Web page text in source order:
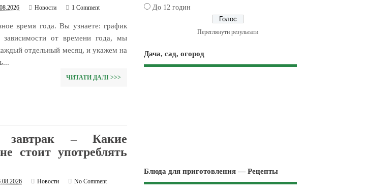
Новости 1 Comment
время года. Вы узнаете: график
от времени года, мы
отдельный месяц, и укажем на
ЧИТАТИ ДАЛІ >>>
завтрак – Какие
стоит употреблять
Новости No Comment
До 12 годин
Переглянути результати
Дача, сад, огород
Блюда для приготовления — Рецепты